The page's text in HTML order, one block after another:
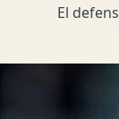
El